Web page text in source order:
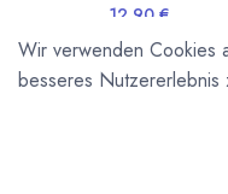
12,90 €
Lieferzeit: ab Mitte
September
Wir verwenden Cookies
besseres Nutzererlebnis